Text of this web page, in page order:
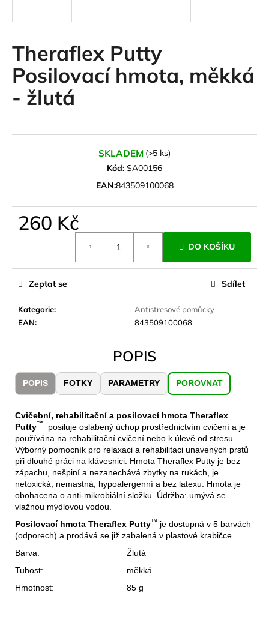
Theraflex Putty
Posilovací hmota, měkká
- žlutá
SKLADEM (>5 ks)
Kód: SA00156
EAN:843509100068
260 Kč
DO KOŠÍKU
Kategorie:
Antistresové pomůcky
EAN: 843509100068
Zeptat se Sdílet
POPIS
POPIS FOTKY PARAMETRY POROVNAT
Cvičební, rehabilitační a posilovací hmota Theraflex
Putty™
posiluje oslabený úchop prostřednictvím cvičení a je
používána na rehabilitační cvičení nebo k úlevě od stresu.
Výborný pomocník pro relaxaci a rehabilitaci unavených prstů
při dlouhé práci na klávesnici. Hmota Theraflex Putty je bez
zápachu, nešpiní a nezanechává zbytky na rukách, je
netoxická, nemastná, hypoalergenní a bez latexu. Hmota je
obohacena o anti-mikrobiální složku. Údržba: umývá se
vlažnou mýdlovou vodou.
Posilovací hmota Theraflex Putty™ je dostupná v 5 barvách
(odporech) a prodává se již zabalená v plastové krabičce.
Barva:
Žlutá
Tuhost:
měkká
Hmotnost:
85 g
í
t
?
o
č
u
m
JOMA
SIERRA
25
TRAILOVÉ
BOTY
PÁNSKÉ
BLUE
1
603
Kč
Původně:
2
290
Kč